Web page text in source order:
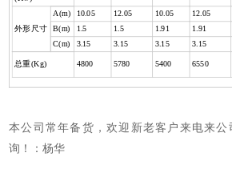
外形尺寸
A(m) 10.05 12.05 10.05 12.05
B(m)
1.5 1.5 1.91 1.91
C(m)
3.15 3.15 3.15 3.15
总重(Kg) 4800 5780 5400 6550
本公司常年备货，欢迎新老客户来电来
询！：杨华